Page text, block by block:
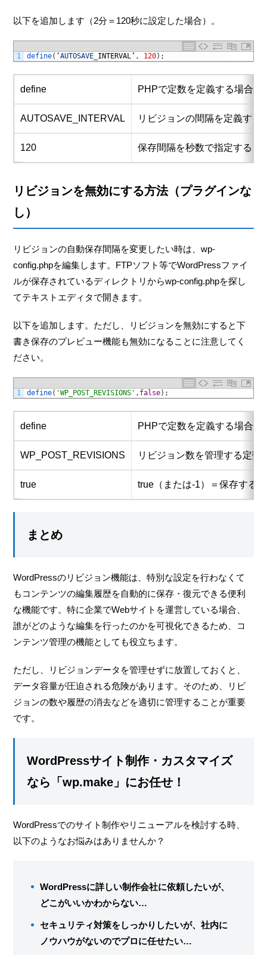
以下を追加します（2分＝120秒に設定した場合）。
1 define( ‘AUTOSAVE INTERVAL’ , 120) ;
define PHPで定数を定義する場合に
AUTOSAVE_INTERVAL リビジョンの間隔を定義する
120 保存間隔を秒数で指定する
リビジョンを無効にする方法（プラグインな
し）
リビジョンの自動保存間隔を変更したい時は、wp-
config.phpを編集します。FTPソフト等でWordPressファイ
ルが保存されているディレクトリからwp-config.phpを探し
てテキストエディタで開きます。
以下を追加します。ただし、リビジョンを無効にすると下
書き保存のプレビュー機能も無効になることに注意してく
ださい。
1 define( 'WP_POST_REVISIONS' , false) ;
define PHPで定数を定義する場合に
WP_POST_REVISIONS リビジョン数を管理する定数
true true（または-1）＝保存する
まとめ
WordPressのリビジョン機能は、特別な設定を行わなくて
もコンテンツの編集履歴を自動的に保存・復元できる便利
な機能です。特に企業でWebサイトを運営している場合、
誰がどのような編集を行ったのかを可視化できるため、コ
ンテンツ管理の機能としても役立ちます。
ただし、リビジョンデータを管理せずに放置しておくと、
データ容量が圧迫される危険があります。そのため、リビ
ジョンの数や履歴の消去などを適切に管理することが重要
です。
WordPressサイト制作・カスタマイズ
なら「wp.make」にお任せ！
WordPressでのサイト制作やリニューアルを検討する時、
以下のようなお悩みはありませんか？
WordPressに詳しい制作会社に依頼したいが、
どこがいいかわからない…
セキュリティ対策をしっかりしたいが、社内に
ノウハウがないのでプロに任せたい…